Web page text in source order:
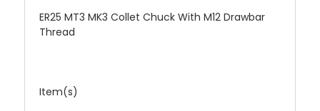
ER25 MT3 MK3 Collet Chuck With M12 Drawbar
Thread
Item(s)